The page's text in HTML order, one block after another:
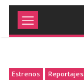
Estrenos Reportajes